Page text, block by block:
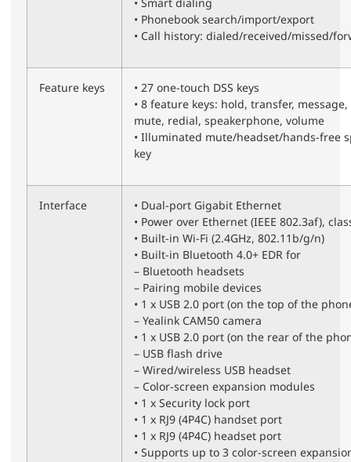
• Phonebook search/import/export
• Call history: dialed/received/missed/
Feature keys
• 27 one-touch DSS keys
• 8 feature keys: hold, transfer,
mute, redial, speakerphone, volume
• Illuminated mute/headset/hands-free
key
Interface
• Dual-port Gigabit Ethernet
• Power over Ethernet (IEEE 802.3af),
• Built-in Wi-Fi (2.4GHz, 802.11b/g/n)
• Built-in Bluetooth 4.0+ EDR for
– Bluetooth headsets
– Pairing mobile devices
• 1 x USB 2.0 port (on the top of the
– Yealink CAM50 camera
• 1 x USB 2.0 port (on the rear of the
– USB flash drive
– Wired/wireless USB headset
– Color-screen expansion modules
• 1 x Security lock port
• 1 x RJ9 (4P4C) handset port
• 1 x RJ9 (4P4C) headset port
• Supports up to 3 color-screen